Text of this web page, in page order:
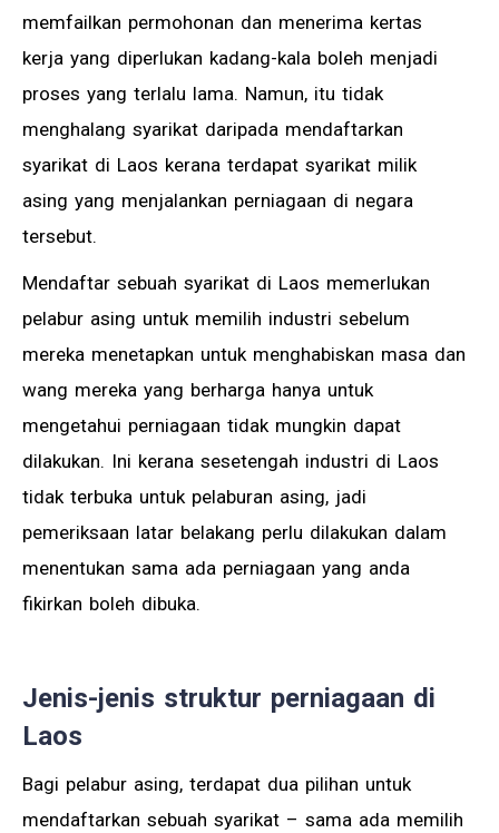
memfailkan permohonan dan menerima kertas
kerja yang diperlukan kadang-kala boleh menjadi
proses yang terlalu lama. Namun, itu tidak
menghalang syarikat daripada mendaftarkan
syarikat di Laos kerana terdapat syarikat milik
asing yang menjalankan perniagaan di negara
tersebut.
Mendaftar sebuah syarikat di Laos memerlukan
pelabur asing untuk memilih industri sebelum
mereka menetapkan untuk menghabiskan masa dan
wang mereka yang berharga hanya untuk
mengetahui perniagaan tidak mungkin dapat
dilakukan. Ini kerana sesetengah industri di Laos
tidak terbuka untuk pelaburan asing, jadi
pemeriksaan latar belakang perlu dilakukan dalam
menentukan sama ada perniagaan yang anda
fikirkan boleh dibuka.
Jenis-jenis struktur perniagaan di
Laos
Bagi pelabur asing, terdapat dua pilihan untuk
mendaftarkan sebuah syarikat – sama ada memilih